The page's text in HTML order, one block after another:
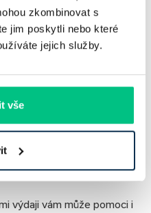
zkombinovat s
jim poskytli nebo které
jejich služby.
vše
výdaji vám může pomoci i